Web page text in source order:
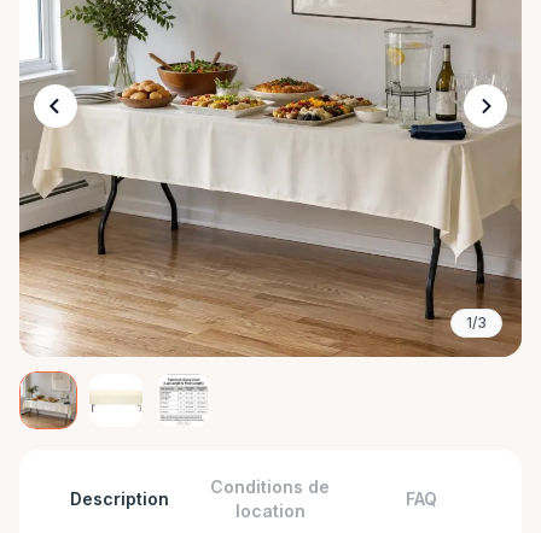
1/3
Description
Conditions de
location
FAQ